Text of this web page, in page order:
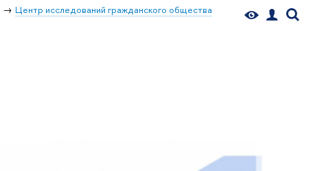
Центр исследований гражданского общества